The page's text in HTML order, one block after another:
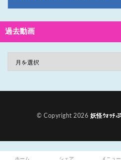
過去動画
© Copyright 2026 妖怪ｳｫｯﾁ
ホーム シェア メニュー